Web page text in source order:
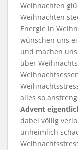
Weihnachten
Weihnachten
Energie in
wünschen uns
und machen
über
alles so
Advent
dabei völlig
unheimlich